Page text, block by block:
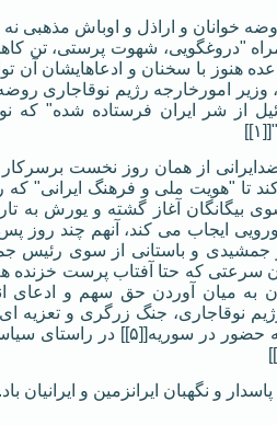
خوانان و اراذل و اوباش مذهبی
"دروغگویی، شهوت پرستی،
هنوز با سخنان و ادعاهایشان آن
امورخارجه رژیم نوقاجاری
از شر ایران فرستاده شده" که
ضدایرانی از همان روز نخست
بیگانگان آغاز گشته و یورش به
سرعتی که حتا آفتاب پرست خزنده
به میان آوردن حق سهم و ادعای
و نگهبان ایرانزمین و ایرانیان باد.